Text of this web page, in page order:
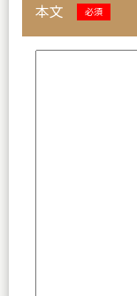
本文 必須